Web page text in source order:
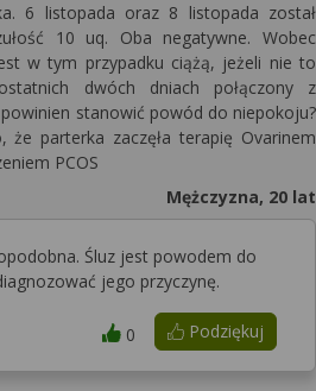
6 listopada oraz 8 listopada został
10 uq. Oba negatywne. Wobec
w tym przypadku ciążą, jeżeli nie to
dwóch dniach połączony z
stanowić powód do niepokoju?
parterka zaczęła terapię Ovarinem
PCOS
Mężczyzna, 20 lat
Śluz jest powodem do
jego przyczynę.
Podziękuj
0